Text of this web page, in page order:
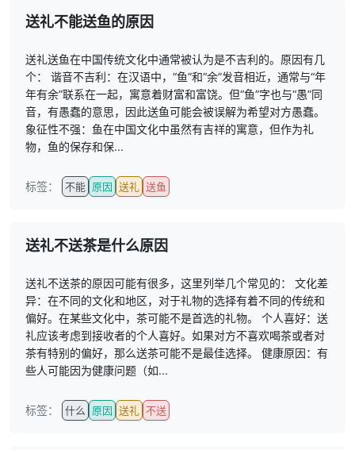
送礼不能送鱼的原因
送礼送鱼在中国传统文化中通常被认为是不吉利的。原因有几
个： 谐音不吉利：在汉语中，“鱼”和“余”发音相近，通常与“年
年有余”联系在一起，寓意着财富和富饶。但“鱼”字也与“愚”同
音，有愚蠢的意思，因此送鱼可能会被误解为希望对方愚蠢。
象征性不强：鱼在中国文化中虽然有吉祥的寓意，但作为礼
物，鱼的保存和保...
标签： 不能 原因 送礼 送鱼
送礼不送茶是什么原因
送礼不送茶的原因可能有很多，这里列举几个常见的： 文化差
异：在不同的文化和地区，对于礼物的选择有着不同的传统和
偏好。在某些文化中，茶可能不是首选的礼物。 个人喜好：送
礼应该考虑到接收者的个人喜好。如果对方不喜欢喝茶或者对
茶有特别的偏好，那么送茶可能不是最佳选择。 健康原因：有
些人可能因为健康问题（如...
标签： 什么 原因 送礼 不送